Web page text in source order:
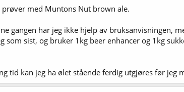
med Muntons Nut brown ale.
gangen har jeg ikke hjelp av bruksanvisningen,
som sist, og bruker 1kg beer enhancer og 1kg
tid kan jeg ha ølet stående ferdig utgjøres før jeg